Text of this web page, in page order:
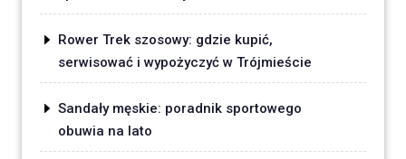
Rower Trek szosowy: gdzie kupić,
serwisować i wypożyczyć w Trójmieście
Sandały męskie: poradnik sportowego
obuwia na lato